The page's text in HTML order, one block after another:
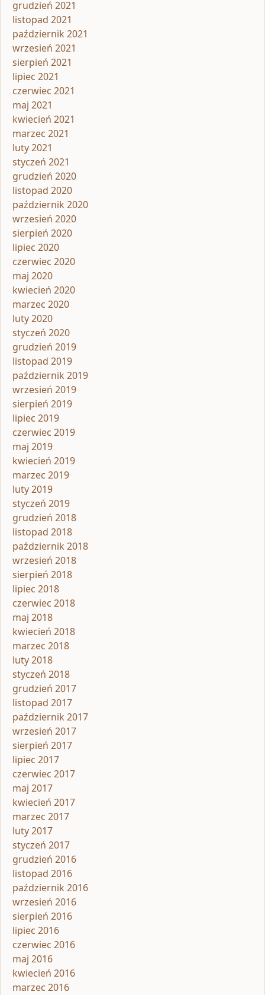
grudzień 2021
listopad 2021
październik 2021
wrzesień 2021
sierpień 2021
lipiec 2021
czerwiec 2021
maj 2021
kwiecień 2021
marzec 2021
luty 2021
styczeń 2021
grudzień 2020
listopad 2020
październik 2020
wrzesień 2020
sierpień 2020
lipiec 2020
czerwiec 2020
maj 2020
kwiecień 2020
marzec 2020
luty 2020
styczeń 2020
grudzień 2019
listopad 2019
październik 2019
wrzesień 2019
sierpień 2019
lipiec 2019
czerwiec 2019
maj 2019
kwiecień 2019
marzec 2019
luty 2019
styczeń 2019
grudzień 2018
listopad 2018
październik 2018
wrzesień 2018
sierpień 2018
lipiec 2018
czerwiec 2018
maj 2018
kwiecień 2018
marzec 2018
luty 2018
styczeń 2018
grudzień 2017
listopad 2017
październik 2017
wrzesień 2017
sierpień 2017
lipiec 2017
czerwiec 2017
maj 2017
kwiecień 2017
marzec 2017
luty 2017
styczeń 2017
grudzień 2016
listopad 2016
październik 2016
wrzesień 2016
sierpień 2016
lipiec 2016
czerwiec 2016
maj 2016
kwiecień 2016
marzec 2016